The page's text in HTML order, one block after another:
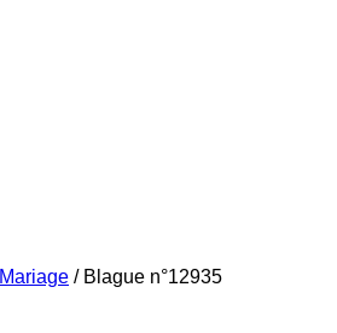
Mariage / Blague n°12935